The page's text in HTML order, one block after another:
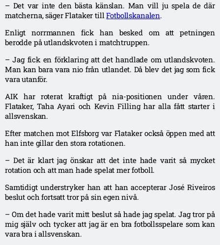
– Det var inte den bästa känslan. Man vill ju spela de där
matcherna, säger Flataker tillFotbollskanalen.
Enligt norrmannen fick han besked om att petningen
berodde på utlandskvoten i matchtruppen.
– Jag fick en förklaring att det handlade om utlandskvoten.
Man kan bara vara nio från utlandet. Då blev det jag som fick
vara utanför.
AIK har roterat kraftigt på nia-positionen under våren.
Flataker, Taha Ayari och Kevin Filling har alla fått starter i
allsvenskan.
Efter matchen mot Elfsborg var Flataker också öppen med att
han inte gillar den stora rotationen.
– Det är klart jag önskar att det inte hade varit så mycket
rotation och att man hade spelat mer fotboll.
Samtidigt understryker han att han accepterar José Riveiros
beslut och fortsatt tror på sin egen nivå.
– Om det hade varit mitt beslut så hade jag spelat. Jag tror på
mig själv och tycker att jag är en bra fotbollsspelare som kan
vara bra i allsvenskan.